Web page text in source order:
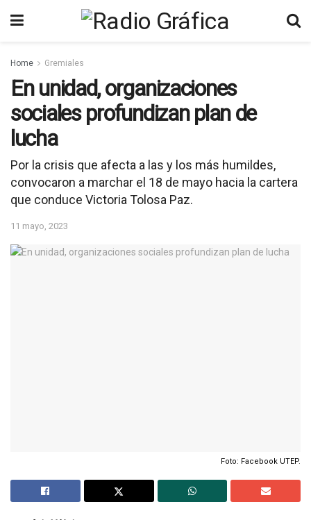
Home Gremiales
En unidad, organizaciones
sociales profundizan plan de
lucha
Por la crisis que afecta a las y los más humildes,
convocaron a marchar el 18 de mayo hacia la cartera
que conduce Victoria Tolosa Paz.
11 mayo, 2023
Foto: Facebook UTEP.